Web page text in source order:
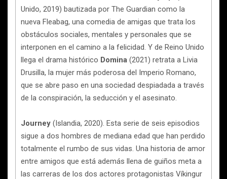
Unido, 2019) bautizada por The Guardian como la
nueva Fleabag, una comedia de amigas que trata los
obstáculos sociales, mentales y personales que se
interponen en el camino a la felicidad. Y de Reino Unido
llega el drama histórico Domina (2021) retrata a Livia
Drusilla, la mujer más poderosa del Imperio Romano,
que se abre paso en una sociedad despiadada a través
de la conspiración, la seducción y el asesinato.
Journey (Islandia, 2020). Esta serie de seis episodios
sigue a dos hombres de mediana edad que han perdido
totalmente el rumbo de sus vidas. Una historia de amor
entre amigos que está además llena de guiños meta a
las carreras de los dos actores protagonistas Víkingur